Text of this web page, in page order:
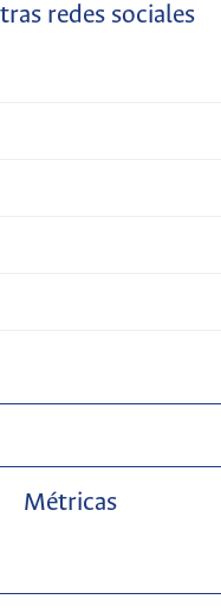
redes sociales
Métricas